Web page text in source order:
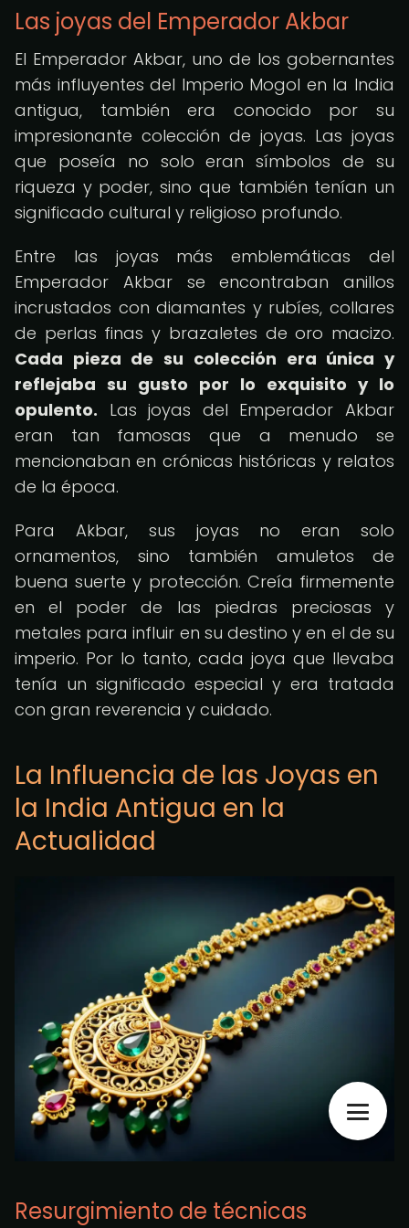
Las joyas del Emperador Akbar
El Emperador Akbar, uno de los gobernantes
más influyentes del Imperio Mogol en la India
antigua, también era conocido por su
impresionante colección de joyas. Las joyas
que poseía no solo eran símbolos de su
riqueza y poder, sino que también tenían un
significado cultural y religioso profundo.
Entre las joyas más emblemáticas del
Emperador Akbar se encontraban anillos
incrustados con diamantes y rubíes, collares
de perlas finas y brazaletes de oro macizo.
Cada pieza de su colección era única y
reflejaba su gusto por lo exquisito y lo
opulento. Las joyas del Emperador Akbar
eran tan famosas que a menudo se
mencionaban en crónicas históricas y relatos
de la época.
Para Akbar, sus joyas no eran solo
ornamentos, sino también amuletos de
buena suerte y protección. Creía firmemente
en el poder de las piedras preciosas y
metales para influir en su destino y en el de su
imperio. Por lo tanto, cada joya que llevaba
tenía un significado especial y era tratada
con gran reverencia y cuidado.
La Influencia de las Joyas en
la India Antigua en la
Actualidad
Resurgimiento de técnicas